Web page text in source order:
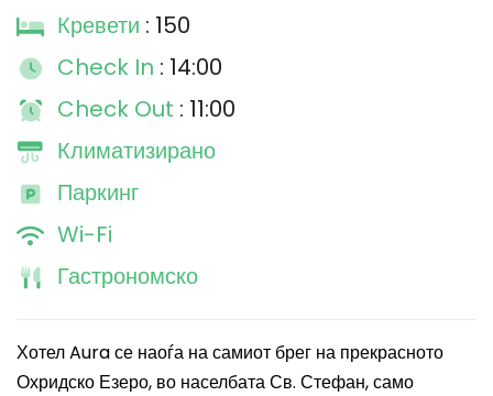
Кревети : 150
Check In : 14:00
Check Out : 11:00
Климатизирано
Паркинг
Wi-Fi
Гастрономско
Хотел Aura се наоѓа на самиот брег на прекрасното
Охридско Езеро, во населбата Св. Стефан, само